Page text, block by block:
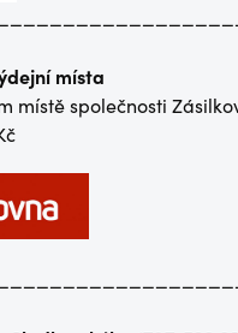
místa
místě společnosti